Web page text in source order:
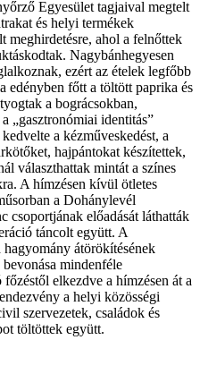
Egyesület tagjaival megtelt
és helyi termékek
meghirdetésre, ahol a felnőttek
Nagybánhegyesen
ezért az ételek legfőbb
edényben főtt a töltött paprika és
a bográcsokban,
„gasztronómiai identitás”
a kézműveskedést, a
hajpántokat készítettek,
választhattak mintát a színes
A hímzésen kívül ötletes
a Dohánylevél
csoportjának előadását láthatták
táncolt együtt. A
átörökítésének
mindenféle
elkezdve a hímzésen át a
a helyi közösségi
szervezetek, családok és
töltöttek együtt.